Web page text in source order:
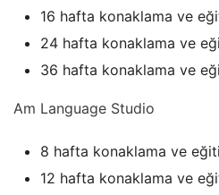
16 hafta konaklama ve
24 hafta konaklama ve
36 hafta konaklama ve
Am Language Studio
8 hafta konaklama ve
12 hafta konaklama ve